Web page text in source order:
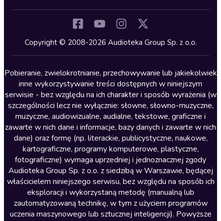
Kryminały
Lektury szkolne
Literatura anglojęzyczna
Literatura faktu
Literatura obyczajowa
Literatura piękna obca
Literatura piękna polska
Nagrania relaksacyjne
Nauka języków
Nauki humanistyczne
Podcasty i audycje
Copyright © 2008-2026 Audioteka Group Sp. z o.o.
Pobieranie, zwielokrotnianie, przechowywanie lub jakiekolwiek
inne wykorzystywanie treści dostępnych w niniejszym
serwisie - bez względu na ich charakter i sposób wyrażenia (w
szczególności lecz nie wyłącznie: słowne, słowno-muzyczne,
muzyczne, audiowizualne, audialne, tekstowe, graficzne i
zawarte w nich dane i informacje, bazy danych i zawarte w nich
dane) oraz formę (np. literackie, publicystyczne, naukowe,
kartograficzne, programy komputerowe, plastyczne,
fotograficzne) wymaga uprzedniej i jednoznacznej zgody
Audioteka Group Sp. z o.o. z siedzibą w Warszawie, będącej
właścicielem niniejszego serwisu, bez względu na sposób ich
eksploracji i wykorzystaną metodę (manualną lub
zautomatyzowaną technikę, w tym z użyciem programów
uczenia maszynowego lub sztucznej inteligencji). Powyższe